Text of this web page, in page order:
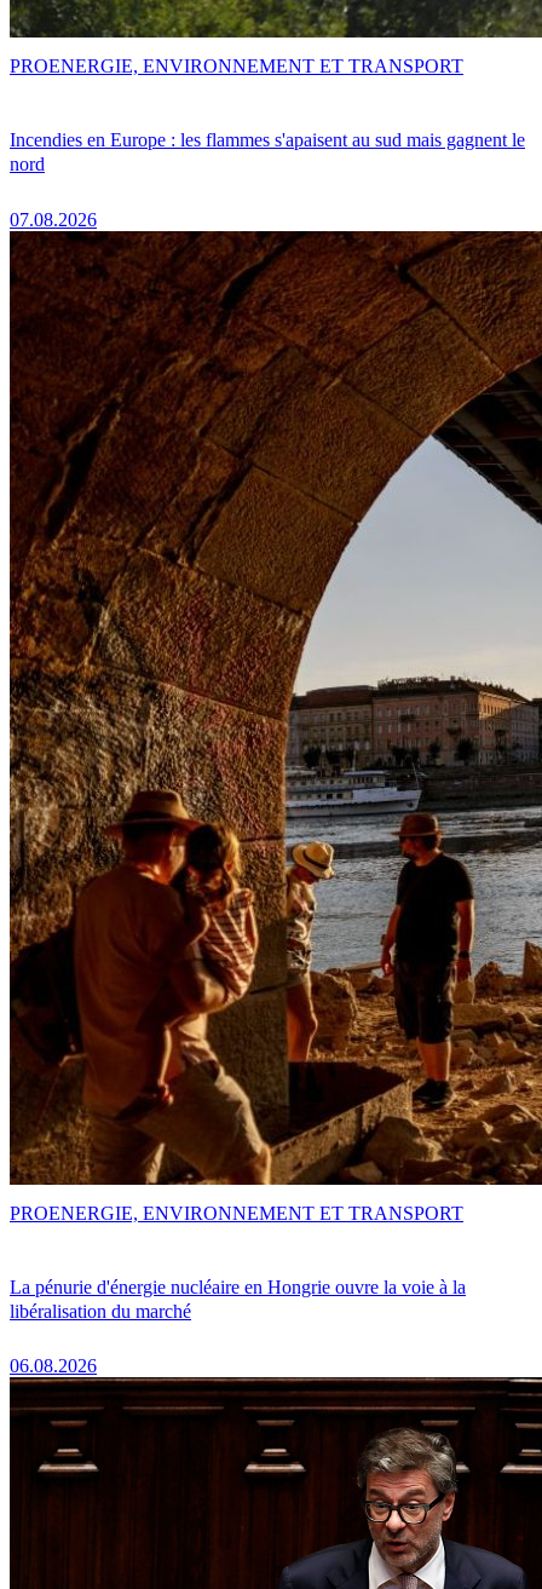
Incendies en Europe : les flammes s'apaisent au sud mais gagnent le
nord
07.08.2026
PROENERGIE, ENVIRONNEMENT ET TRANSPORT
La pénurie d'énergie nucléaire en Hongrie ouvre la voie à la
libéralisation du marché
06.08.2026
PROENERGIE, ENVIRONNEMENT ET TRANSPORT